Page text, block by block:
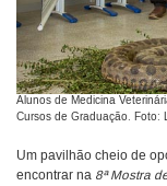
Alunos de Medicina
Cursos de Graduação. Foto:
Um pavilhão cheio de
encontrar na 8ª Mostra